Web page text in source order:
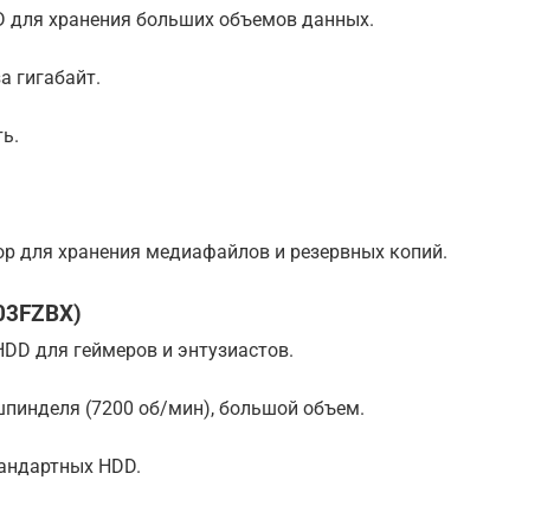
хранения больших объемов данных.
гигабайт.
для хранения медиафайлов и резервных копий.
для геймеров и энтузиастов.
(7200 об/мин), большой объем.
HDD.